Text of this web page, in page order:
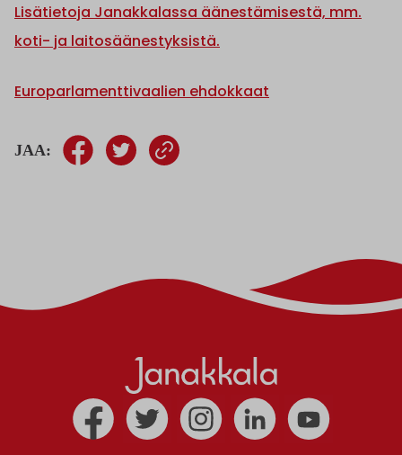
Lisätietoja Janakkalassa äänestämisestä, mm.
koti- ja laitosäänestyksistä.
Europarlamenttivaalien ehdokkaat
JAA: